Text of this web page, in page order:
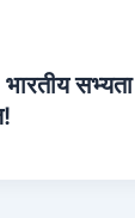
भारतीय